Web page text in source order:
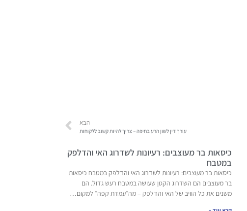
הבא
עורך דין לשון הרע בחיפה – צריך להיות קשוב ללקוחות
כיסאות בר מעוצבים: רעיונות לשדרוג האי והדלפק
במטבח
כיסאות בר מעוצבים: רעיונות לשדרוג האי והדלפק במטבח כיסאות
בר מעוצבים הם השדרוג הקטן שעושה במטבח רעש גדול. הם
משנים את כל הוויב של האי והדלפק – מה״עמדת קפה״ למקום…